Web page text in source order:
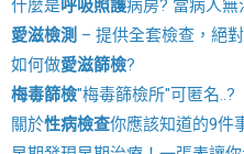
什麼是呼吸照護病房? 當病人
愛滋檢測 – 提供全套檢查，絕
如何做愛滋篩檢?
梅毒篩檢"梅毒篩檢所"可匿名..?
關於性病檢查你應該知道的9件